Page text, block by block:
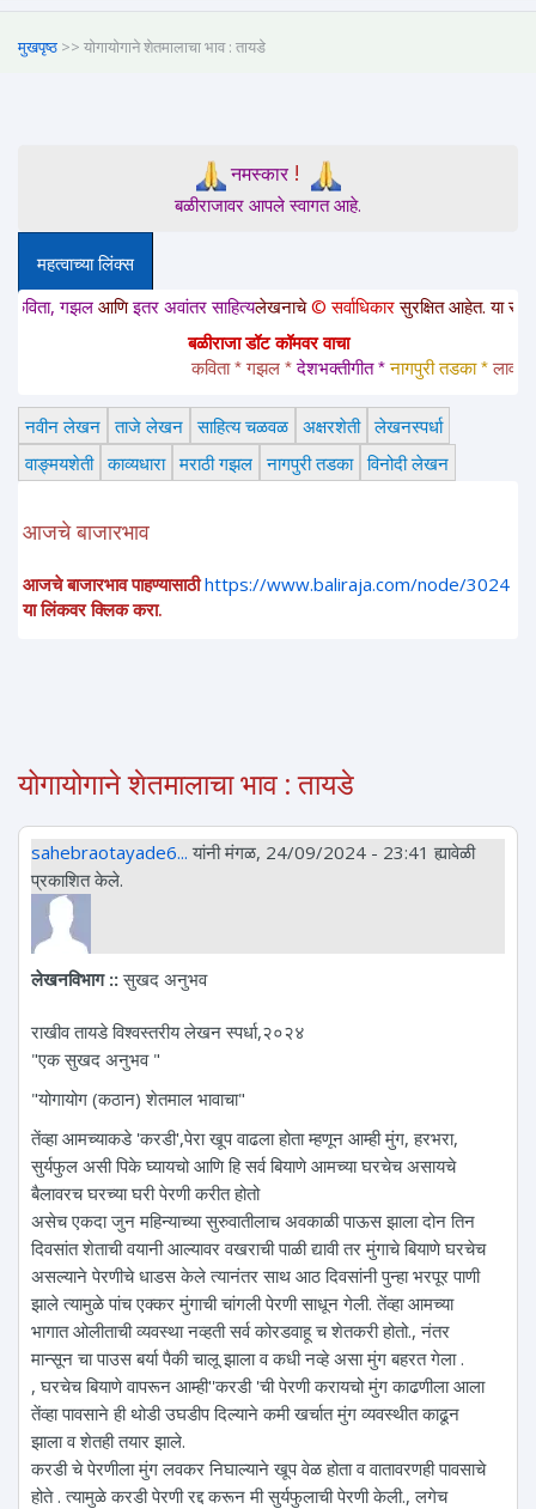
मुखपृष्ठ >> योगायोगाने शेतमालाचा भाव : तायडे
नमस्कार!
बळीराजावर आपले स्वागत आहे.
महत्वाच्या लिंक्स
गझलआणिइतर अवांतर साहित्यलेखनाचे© सर्वाधिकारसुरक्षित आहेत. या साईटवरचे
बळीराजा डॉट कॉमवर वाचा
कविता * गझल * देशभक्तीगीत * नागपुरी तडका * लावणी *
नवीन लेखन ताजे लेखन साहित्य चळवळ अक्षरशेती लेखनस्पर्धा
वाङ्मयशेती काव्यधारा मराठी गझल नागपुरी तडका विनोदी लेखन
आजचे बाजारभाव
आजचे बाजारभाव पाहण्यासाठी https://www.baliraja.com/node/3024
या लिंकवर क्लिक करा.
योगायोगाने शेतमालाचा भाव : तायडे
sahebraotayade6... यांनी मंगळ, 24/09/2024 - 23:41 ह्यावेळी
प्रकाशित केले.
लेखनविभाग ::सुखद अनुभव
राखीव तायडे विश्वस्तरीय लेखन स्पर्धा,२०२४
"एक सुखद अनुभव "
"योगायोग (कठान) शेतमाल भावाचा"
तेंव्हा आमच्याकडे 'करडी',पेरा खूप वाढला होता म्हणून आम्ही मुंग, हरभरा,
सुर्यफुल असी पिके घ्यायचो आणि हि सर्व बियाणे आमच्या घरचेच असायचे
बैलावरच घरच्या घरी पेरणी करीत होतो
असेच एकदा जुन महिन्याच्या सुरुवातीलाच अवकाळी पाऊस झाला दोन तिन
दिवसांत शेताची वयानी आल्यावर वखराची पाळी द्यावी तर मुंगाचे बियाणे घरचेच
असल्याने पेरणीचे धाडस केले त्यानंतर साथ आठ दिवसांनी पुन्हा भरपूर पाणी
झाले त्यामुळे पांच एक्कर मुंगाची चांगली पेरणी साधून गेली. तेंव्हा आमच्या
भागात ओलीताची व्यवस्था नव्हती सर्व कोरडवाहू च शेतकरी होतो., नंतर
मान्सून चा पाउस बर्या पैकी चालू झाला व कधी नव्हे असा मुंग बहरत गेला .
, घरचेच बियाणे वापरून आम्ही''करडी 'ची पेरणी करायचो मुंग काढणीला आला
तेंव्हा पावसाने ही थोडी उघडीप दिल्याने कमी खर्चात मुंग व्यवस्थीत काढून
झाला व शेतही तयार झाले.
करडी चे पेरणीला मुंग लवकर निघाल्याने खूप वेळ होता व वातावरणही पावसाचे
होते . त्यामुळे करडी पेरणी रद्द करून मी सुर्यफुलाची पेरणी केली., लगेच